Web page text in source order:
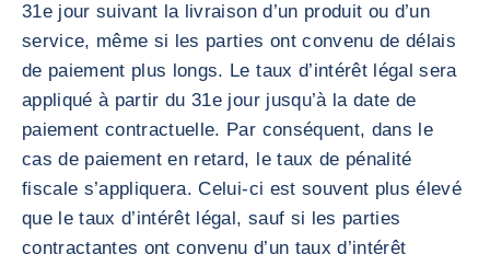
31e jour suivant la livraison d’un produit ou d’un
service, même si les parties ont convenu de délais
de paiement plus longs. Le taux d’intérêt légal sera
appliqué à partir du 31e jour jusqu’à la date de
paiement contractuelle. Par conséquent, dans le
cas de paiement en retard, le taux de pénalité
fiscale s’appliquera. Celui-ci est souvent plus élevé
que le taux d’intérêt légal, sauf si les parties
contractantes ont convenu d’un taux d’intérêt